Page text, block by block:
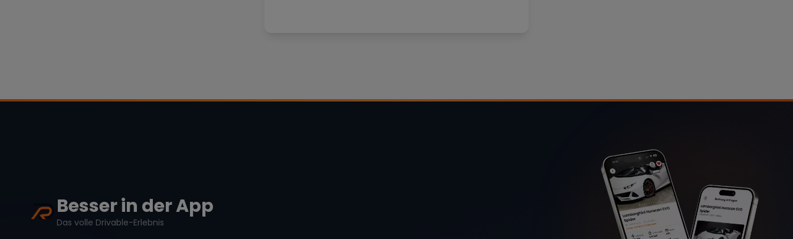
Besser in der App
Das volle Drivable-Erlebnis